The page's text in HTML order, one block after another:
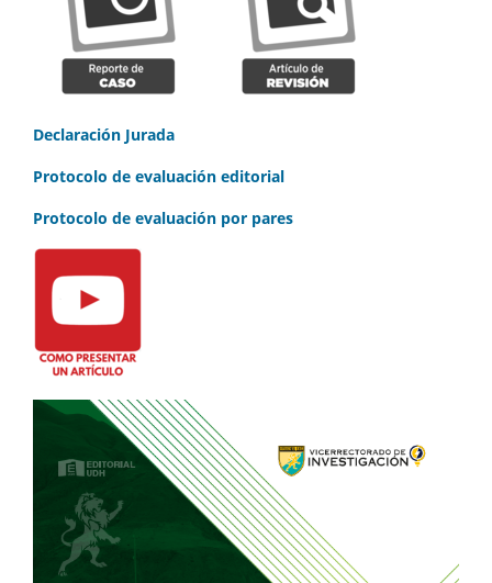
Declaración Jurada
Protocolo de evaluación editorial
Protocolo de evaluación por pares